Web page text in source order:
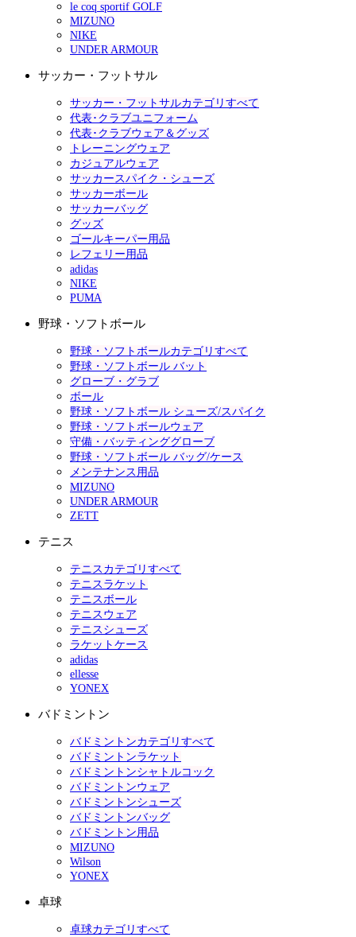
le coq sportif GOLF
MIZUNO
NIKE
UNDER ARMOUR
サッカー・フットサル
サッカー・フットサルカテゴリすべて
代表･クラブユニフォーム
代表･クラブウェア＆グッズ
トレーニングウェア
カジュアルウェア
サッカースパイク・シューズ
サッカーボール
サッカーバッグ
グッズ
ゴールキーパー用品
レフェリー用品
adidas
NIKE
PUMA
野球・ソフトボール
野球・ソフトボールカテゴリすべて
野球・ソフトボール バット
グローブ・グラブ
ボール
野球・ソフトボール シューズ/スパイク
野球・ソフトボールウェア
守備・バッティンググローブ
野球・ソフトボール バッグ/ケース
メンテナンス用品
MIZUNO
UNDER ARMOUR
ZETT
テニス
テニスカテゴリすべて
テニスラケット
テニスボール
テニスウェア
テニスシューズ
ラケットケース
adidas
ellesse
YONEX
バドミントン
バドミントンカテゴリすべて
バドミントンラケット
バドミントンシャトルコック
バドミントンウェア
バドミントンシューズ
バドミントンバッグ
バドミントン用品
MIZUNO
Wilson
YONEX
卓球
卓球カテゴリすべて